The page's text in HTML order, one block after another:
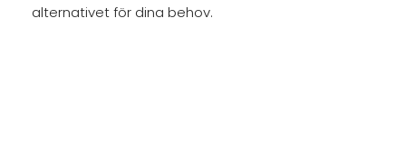
alternativet för dina behov.